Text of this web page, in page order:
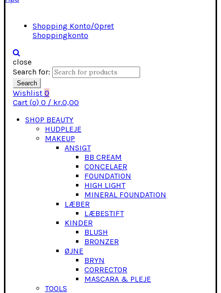
Shopping Konto/Opret
Shoppingkonto
close
Search for:
Search
Wishlist 0
Cart (o) 0 / kr.0,00
SHOP BEAUTY
HUDPLEJE
MAKEUP
ANSIGT
BB CREAM
CONCELAER
FOUNDATION
HIGH LIGHT
MINERAL FOUNDATION
LÆBER
LÆBESTIFT
KINDER
BLUSH
BRONZER
ØJNE
BRYN
CORRECTOR
MASCARA & PLEJE
TOOLS